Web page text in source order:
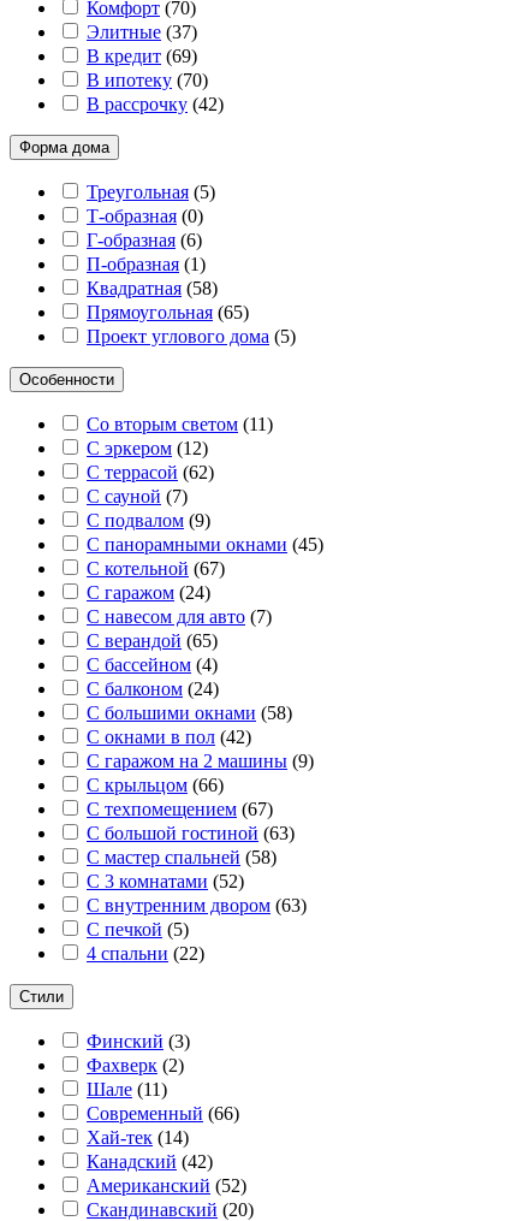
Комфорт (70)
Элитные (37)
В кредит (69)
В ипотеку (70)
В рассрочку (42)
Форма дома
Треугольная (5)
Т-образная (0)
Г-образная (6)
П-образная (1)
Квадратная (58)
Прямоугольная (65)
Проект углового дома (5)
Особенности
Со вторым светом (11)
С эркером (12)
С террасой (62)
С сауной (7)
С подвалом (9)
С панорамными окнами (45)
С котельной (67)
С гаражом (24)
С навесом для авто (7)
С верандой (65)
С бассейном (4)
С балконом (24)
С большими окнами (58)
С окнами в пол (42)
С гаражом на 2 машины (9)
С крыльцом (66)
С техпомещением (67)
С большой гостиной (63)
С мастер спальней (58)
С 3 комнатами (52)
С внутренним двором (63)
С печкой (5)
4 спальни (22)
Стили
Финский (3)
Фахверк (2)
Шале (11)
Современный (66)
Хай-тек (14)
Канадский (42)
Американский (52)
Скандинавский (20)